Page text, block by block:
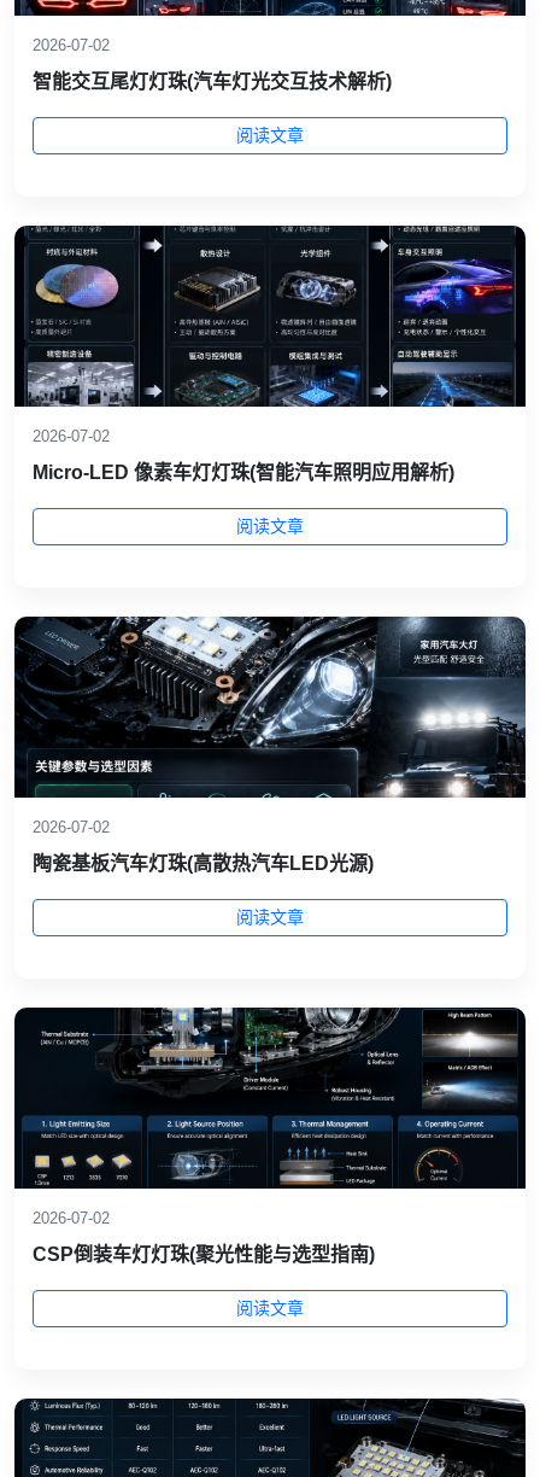
2026-07-02
智能交互尾灯灯珠(汽车灯光交互技术解析)
阅读文章
2026-07-02
Micro-LED 像素车灯灯珠(智能汽车照明应用解析)
阅读文章
2026-07-02
陶瓷基板汽车灯珠(高散热汽车LED光源)
阅读文章
2026-07-02
CSP倒装车灯灯珠(聚光性能与选型指南)
阅读文章